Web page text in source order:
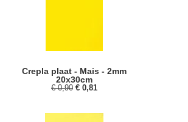
Crepla plaat - Mais - 2mm
20x30cm
€ 0,90 € 0,81